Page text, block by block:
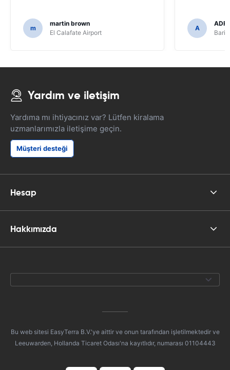
m
martin brown
El Calafate Airport
A
Yardım ve iletişim
Yardıma mı ihtiyacınız var? Lütfen kiralama
uzmanlarımızla iletişime geçin.
Müşteri desteği
Hesap
Hakkımızda
Bu web sitesi EasyTerra B.V.'ye aittir ve onun tarafından işletilmektedir ve
Leeuwarden, Hollanda Ticaret Odası'na kayıtlıdır, numarası 01104443